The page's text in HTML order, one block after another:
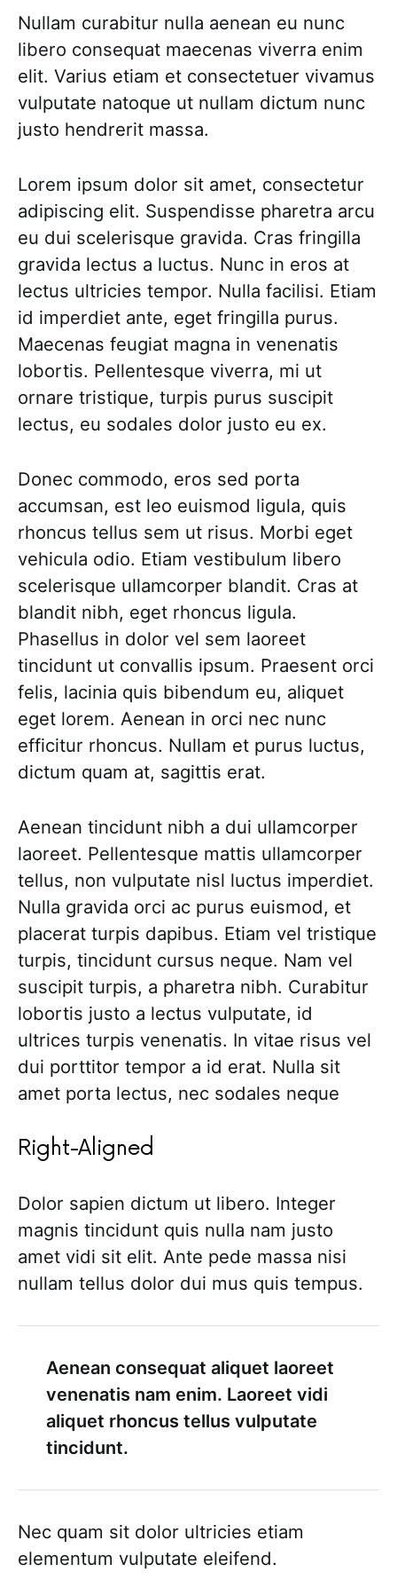
Nullam curabitur nulla aenean eu nunc
libero consequat maecenas viverra enim
elit. Varius etiam et consectetuer vivamus
vulputate natoque ut nullam dictum nunc
justo hendrerit massa.
Lorem ipsum dolor sit amet, consectetur
adipiscing elit. Suspendisse pharetra arcu
eu dui scelerisque gravida. Cras fringilla
gravida lectus a luctus. Nunc in eros at
lectus ultricies tempor. Nulla facilisi. Etiam
id imperdiet ante, eget fringilla purus.
Maecenas feugiat magna in venenatis
lobortis. Pellentesque viverra, mi ut
ornare tristique, turpis purus suscipit
lectus, eu sodales dolor justo eu ex.
Donec commodo, eros sed porta
accumsan, est leo euismod ligula, quis
rhoncus tellus sem ut risus. Morbi eget
vehicula odio. Etiam vestibulum libero
scelerisque ullamcorper blandit. Cras at
blandit nibh, eget rhoncus ligula.
Phasellus in dolor vel sem laoreet
tincidunt ut convallis ipsum. Praesent orci
felis, lacinia quis bibendum eu, aliquet
eget lorem. Aenean in orci nec nunc
efficitur rhoncus. Nullam et purus luctus,
dictum quam at, sagittis erat.
Aenean tincidunt nibh a dui ullamcorper
laoreet. Pellentesque mattis ullamcorper
tellus, non vulputate nisl luctus imperdiet.
Nulla gravida orci ac purus euismod, et
placerat turpis dapibus. Etiam vel tristique
turpis, tincidunt cursus neque. Nam vel
suscipit turpis, a pharetra nibh. Curabitur
lobortis justo a lectus vulputate, id
ultrices turpis venenatis. In vitae risus vel
dui porttitor tempor a id erat. Nulla sit
amet porta lectus, nec sodales neque
Right-Aligned
Dolor sapien dictum ut libero. Integer
magnis tincidunt quis nulla nam justo
amet vidi sit elit. Ante pede massa nisi
nullam tellus dolor dui mus quis tempus.
Aenean consequat aliquet laoreet
venenatis nam enim. Laoreet vidi
aliquet rhoncus tellus vulputate
tincidunt.
Nec quam sit dolor ultricies etiam
elementum vulputate eleifend.